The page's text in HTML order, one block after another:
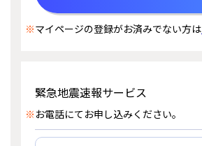
※マイページの登録がお済みでない方は
緊急地震速報サービス
※ お電話にてお申し込みください。